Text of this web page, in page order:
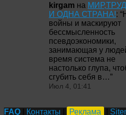
kirgam на
И ОДНА СТРАНА!: “
войны и маскируют
бессмысленность
псевдоэкономики,
занимающая у
время система не
настолько глупа,
сгубить себя в…”
Июл 4, 01:41
FAQ Контакты Реклама